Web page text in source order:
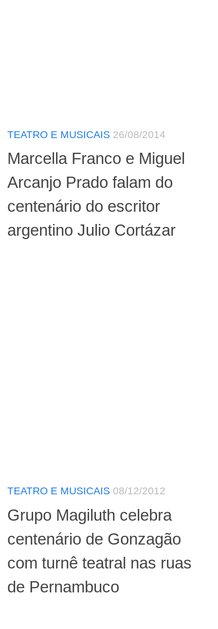
TEATRO E MUSICAIS 26/08/2014
Marcella Franco e Miguel
Arcanjo Prado falam do
centenário do escritor
argentino Julio Cortázar
TEATRO E MUSICAIS 08/12/2012
Grupo Magiluth celebra
centenário de Gonzagão
com turnê teatral nas ruas
de Pernambuco